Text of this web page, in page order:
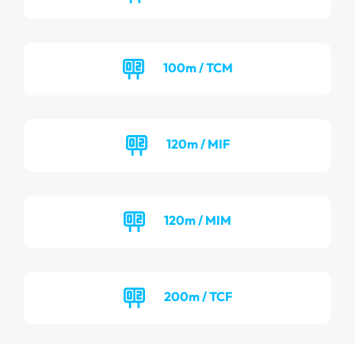
100m / TCM
120m / MIF
120m / MIM
200m / TCF